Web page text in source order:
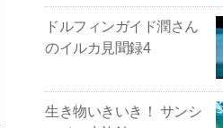
ドルフィンガイド潤さん
のイルカ見聞録4
生き物いきいき！ サンシ